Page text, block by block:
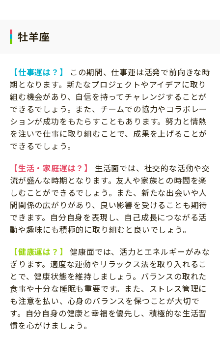
牡羊座
【仕事運は？】 この期間、仕事運は活発で前向きな時
期となります。新たなプロジェクトやアイデアに取り
組む機会があり、自信を持ってチャレンジすることが
できるでしょう。また、チームでの協力やコラボレー
ションが成功をもたらすこともあります。努力と情熱
を注いで仕事に取り組むことで、成果を上げることが
できるでしょう。
【生活・家庭運は？】 生活面では、社交的な活動や交
流が盛んな時期となります。友人や家族との時間を楽
しむことができるでしょう。また、新たな出会いや人
間関係の広がりがあり、良い影響を受けることも期待
できます。自分自身を表現し、自己成長につながる活
動や趣味にも積極的に取り組むと良いでしょう。
【健康運は？】
健康面では、活力とエネルギーがみな
ぎります。適度な運動やリラックス法を取り入れるこ
とで、健康状態を維持しましょう。バランスの取れた
食事や十分な睡眠も重要です。また、ストレス管理に
も注意を払い、心身のバランスを保つことが大切で
す。自分自身の健康と幸福を優先し、積極的な生活習
慣を心がけましょう。